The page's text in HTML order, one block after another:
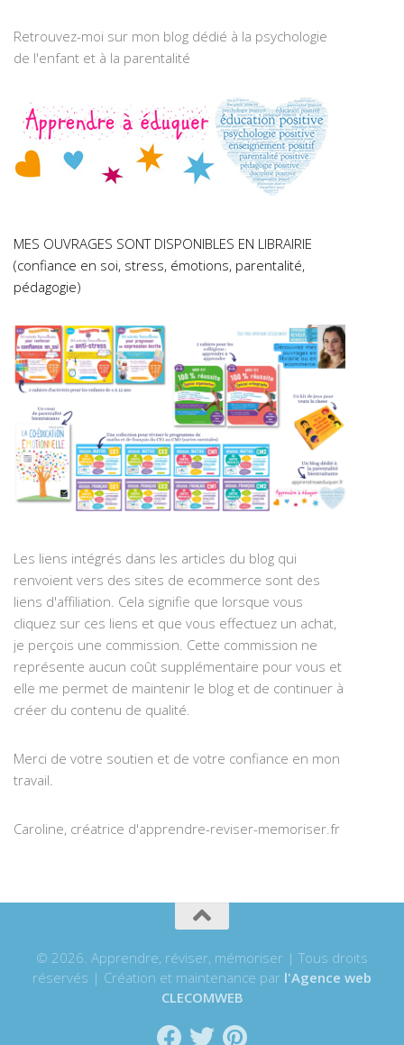
Retrouvez-moi sur mon blog dédié à la psychologie
de l'enfant et à la parentalité
MES OUVRAGES SONT DISPONIBLES EN LIBRAIRIE
(confiance en soi, stress, émotions, parentalité,
pédagogie)
Les liens intégrés dans les articles du blog qui
renvoient vers des sites de ecommerce sont des
liens d'affiliation. Cela signifie que lorsque vous
cliquez sur ces liens et que vous effectuez un achat,
je perçois une commission. Cette commission ne
représente aucun coût supplémentaire pour vous et
elle me permet de maintenir le blog et de continuer à
créer du contenu de qualité.
Merci de votre soutien et de votre confiance en mon
travail.
Caroline, créatrice d'apprendre-reviser-memoriser.fr
© 2026. Apprendre, réviser, mémoriser | Tous droits
réservés | Création et maintenance par l'Agence web
CLECOMWEB